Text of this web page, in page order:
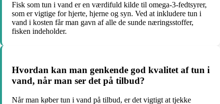
Fisk som tun i vand er en værdifuld kilde til omega-3-fedtsyrer,
som er vigtige for hjerte, hjerne og syn. Ved at inkludere tun i
vand i kosten får man gavn af alle de sunde næringsstoffer,
fisken indeholder.
Hvordan kan man genkende god kvalitet af tun i
vand, når man ser det på tilbud?
Når man køber tun i vand på tilbud, er det vigtigt at tjekke